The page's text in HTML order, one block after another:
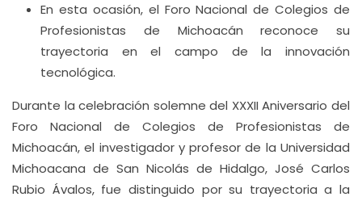
En esta ocasión, el Foro Nacional de Colegios de
Profesionistas de Michoacán reconoce su
trayectoria en el campo de la innovación
tecnológica.
Durante la celebración solemne del XXXII Aniversario del
Foro Nacional de Colegios de Profesionistas de
Michoacán, el investigador y profesor de la Universidad
Michoacana de San Nicolás de Hidalgo, José Carlos
Rubio Ávalos, fue distinguido por su trayectoria a la